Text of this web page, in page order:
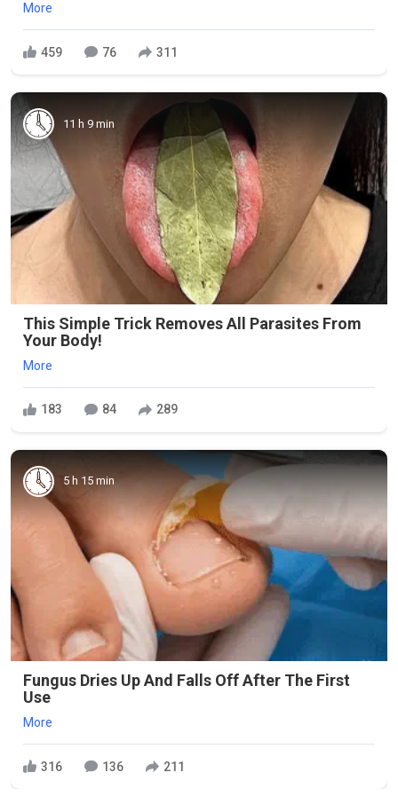
More
459 76 311
11 h 9 min
This Simple Trick Removes All Parasites From
Your Body!
More
183 84 289
5 h 15 min
Fungus Dries Up And Falls Off After The First
Use
More
316 136 211